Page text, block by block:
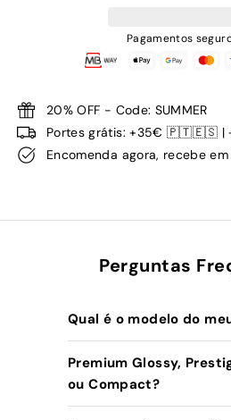
Pagamentos
20% OFF - Code: SUMMER
Portes grátis: +35€ 🇵🇹🇪🇸
Encomenda agora, recebe
Perguntas
Qual é o modelo do
Premium Glossy,
ou Compact?